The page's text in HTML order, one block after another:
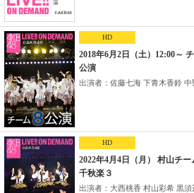
HD
2018年6月2日（土）12:00～
公演
出演者：佐藤七海 下青木香鈴 中
HD
2022年4月4日（月） 村山チ
千秋楽３
出演者：大西桃香 村山彩希 黒須